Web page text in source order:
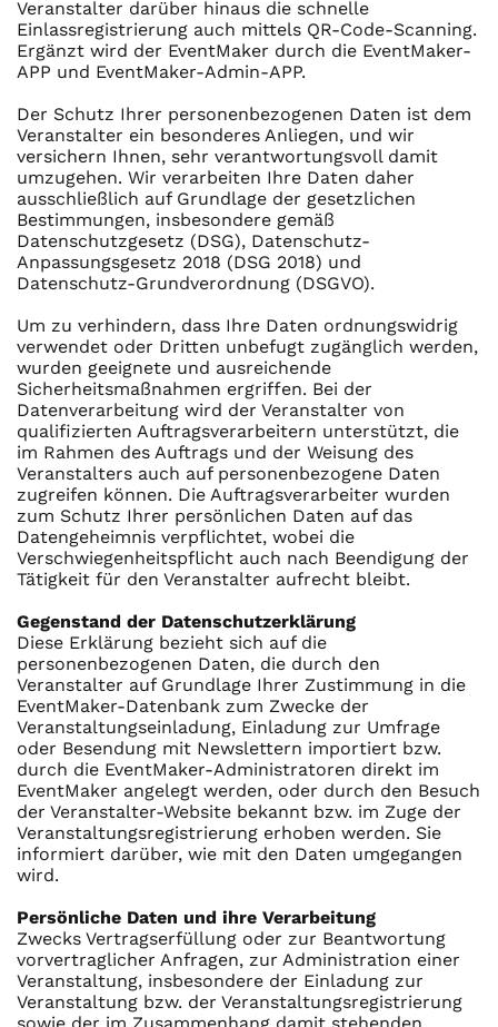
Veranstalter darüber hinaus die schnelle
Einlassregistrierung auch mittels QR-Code-Scanning.
Ergänzt wird der EventMaker durch die EventMaker-
APP und EventMaker-Admin-APP.
Der Schutz Ihrer personenbezogenen Daten ist dem
Veranstalter ein besonderes Anliegen, und wir
versichern Ihnen, sehr verantwortungsvoll damit
umzugehen. Wir verarbeiten Ihre Daten daher
ausschließlich auf Grundlage der gesetzlichen
Bestimmungen, insbesondere gemäß
Datenschutzgesetz (DSG), Datenschutz-
Anpassungsgesetz 2018 (DSG 2018) und
Datenschutz-Grundverordnung (DSGVO).
Um zu verhindern, dass Ihre Daten ordnungswidrig
verwendet oder Dritten unbefugt zugänglich werden,
wurden geeignete und ausreichende
Sicherheitsmaßnahmen ergriffen. Bei der
Datenverarbeitung wird der Veranstalter von
qualifizierten Auftragsverarbeitern unterstützt, die
im Rahmen des Auftrags und der Weisung des
Veranstalters auch auf personenbezogene Daten
zugreifen können. Die Auftragsverarbeiter wurden
zum Schutz Ihrer persönlichen Daten auf das
Datengeheimnis verpflichtet, wobei die
Verschwiegenheitspflicht auch nach Beendigung der
Tätigkeit für den Veranstalter aufrecht bleibt.
Gegenstand der Datenschutzerklärung
Diese Erklärung bezieht sich auf die
personenbezogenen Daten, die durch den
Veranstalter auf Grundlage Ihrer Zustimmung in die
EventMaker-Datenbank zum Zwecke der
Veranstaltungseinladung, Einladung zur Umfrage
oder Besendung mit Newslettern importiert bzw.
durch die EventMaker-Administratoren direkt im
EventMaker angelegt werden, oder durch den Besuch
der Veranstalter-Website bekannt bzw. im Zuge der
Veranstaltungsregistrierung erhoben werden. Sie
informiert darüber, wie mit den Daten umgegangen
wird.
Persönliche Daten und ihre Verarbeitung
Zwecks Vertragserfüllung oder zur Beantwortung
vorvertraglicher Anfragen, zur Administration einer
Veranstaltung, insbesondere der Einladung zur
Veranstaltung bzw. der Veranstaltungsregistrierung